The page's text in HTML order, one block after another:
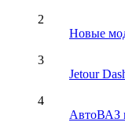
2
Новые
3
Jetour
4
АвтоВАЗ